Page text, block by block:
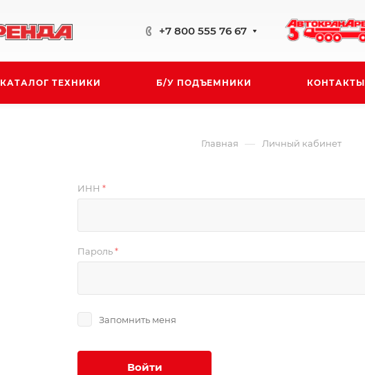
+7 800 555 76 67
КАТАЛОГ ТЕХНИКИ Б/У ПОДЪЕМНИКИ КОНТАКТЫ
Главная — Личный кабинет
ИНН *
Пароль*
Запомнить меня
Войти